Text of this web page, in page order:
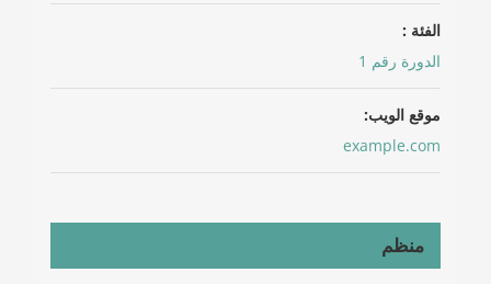
الفئة :
الدورة رقم 1
موقع الويب:
example.com
منظم